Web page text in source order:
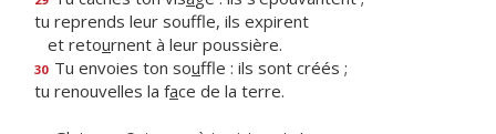
tu reprends leur souffle, ils expirent
et retournent à leur poussière.
30 Tu envoies ton souffle : ils sont créés ;
tu renouvelles la face de la terre.